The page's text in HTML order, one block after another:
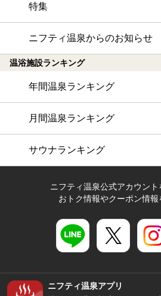
特集
ニフティ温泉からのお知らせ
温浴施設ランキング
年間温泉ランキング
月間温泉ランキング
サウナランキング
ニフティ温泉公式アカウン
おトク情報やクーポン情報
ニフティ温泉アプリ